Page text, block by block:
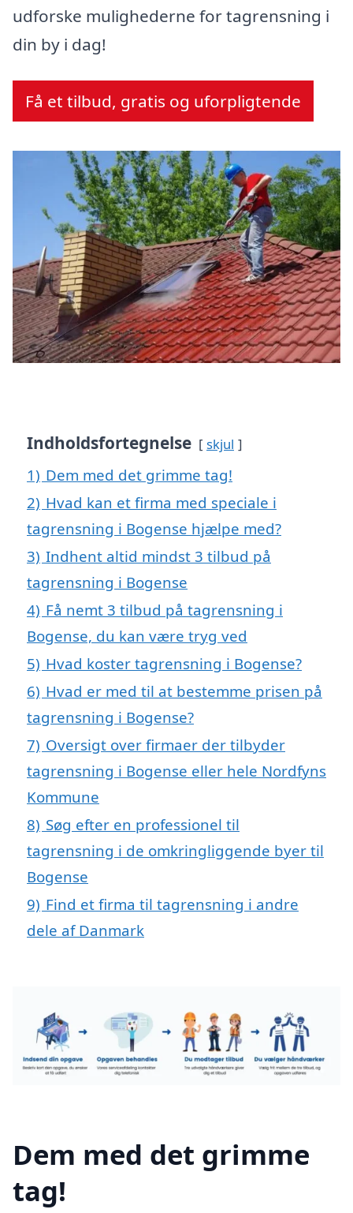
udforske mulighederne for tagrensning i
din by i dag!
Få et tilbud, gratis og uforpligtende
Indholdsfortegnelse skjul
1) Dem med det grimme tag!
2) Hvad kan et firma med speciale i
tagrensning i Bogense hjælpe med?
3) Indhent altid mindst 3 tilbud på
tagrensning i Bogense
4) Få nemt 3 tilbud på tagrensning i
Bogense, du kan være tryg ved
5) Hvad koster tagrensning i Bogense?
6) Hvad er med til at bestemme prisen på
tagrensning i Bogense?
7) Oversigt over firmaer der tilbyder
tagrensning i Bogense eller hele Nordfyns
Kommune
8) Søg efter en professionel til
tagrensning i de omkringliggende byer til
Bogense
9) Find et firma til tagrensning i andre
dele af Danmark
Dem med det grimme
tag!